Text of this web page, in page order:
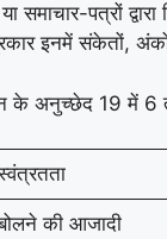
समाचार-पत्रों
संकेतों, अंकों,
के अनुच्छेद 19 में
की आजादी